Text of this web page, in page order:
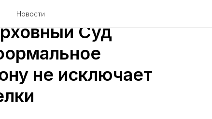
Новости
и купли-
Суд
не исключает